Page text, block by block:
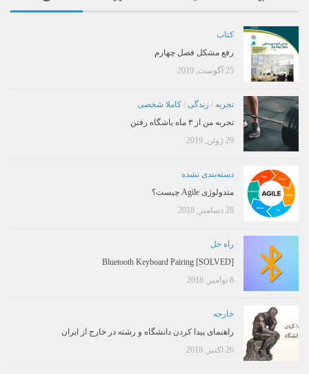
کتاب
رفع مشکل فصل چهارم
25 آگوست, 2019
تجربه / زندگی / کاملا شخصی
تجربه من از ۳ ماه باشگاه رفتن
29 ژوئن, 2019
دسته‌بندی نشده
متدولوژی Agile چیست؟
28 دسامبر, 2018
راه حل
[SOLVED] Bluetooth Keyboard Pairing
8 نوامبر, 2018
خارجه
راهنمای پیدا کردن دانشگاه و رشته در خارج از ایران
26 اکتبر, 2018